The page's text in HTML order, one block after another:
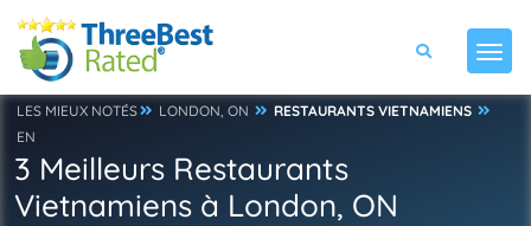
LES MIEUX NOTÉS LONDON, ON
RESTAURANTS VIETNAMIENS
EN
3 Meilleurs Restaurants
Vietnamiens à London, ON